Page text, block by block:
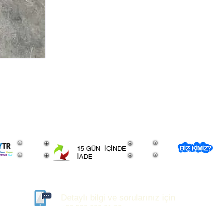
15 GÜN İÇİNDE
İADE
Detaylı bilgi ve sorularınız için